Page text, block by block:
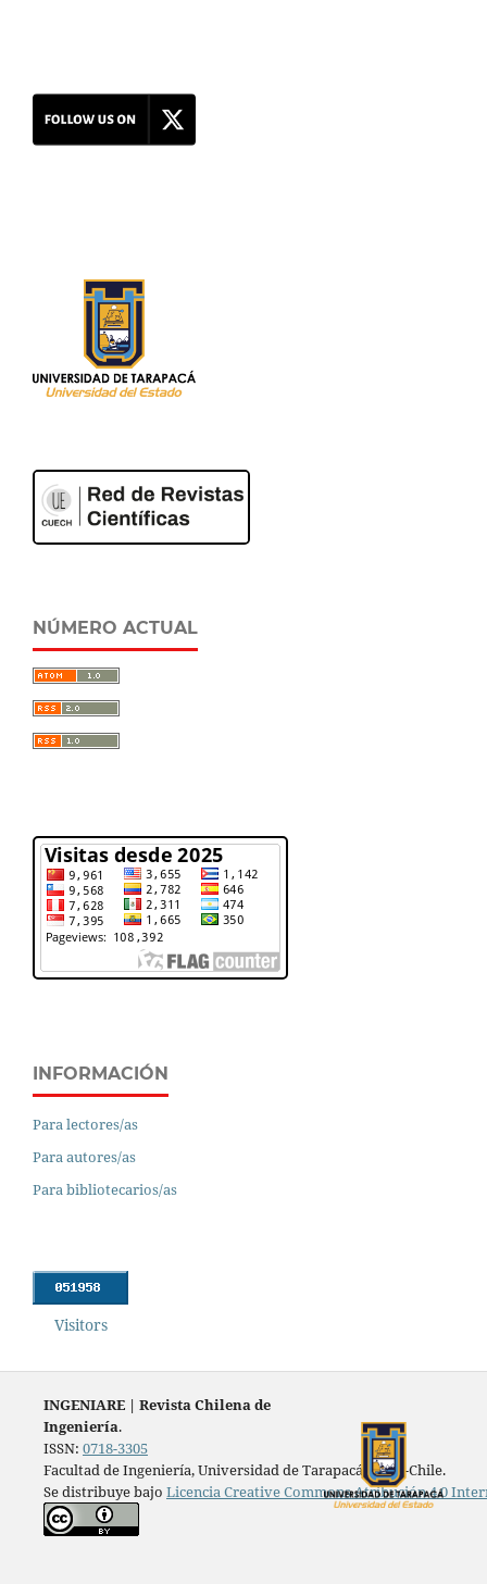
NÚMERO ACTUAL
INFORMACIÓN
Para lectores/as
Para autores/as
Para bibliotecarios/as
Visitors
INGENIARE | Revista Chilena de
Ingeniería.
ISSN: 0718-3305
Facultad de Ingeniería, Universidad de Tarapacá, Arica-Chile.
Se distribuye bajo Licencia Creative Commons Atribución 4.0